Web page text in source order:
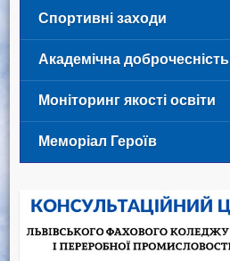
Спортивні заходи
Академічна доброчесність
Моніторинг якості освіти
Меморіал Героїв